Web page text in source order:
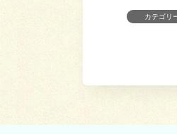
カテゴリ